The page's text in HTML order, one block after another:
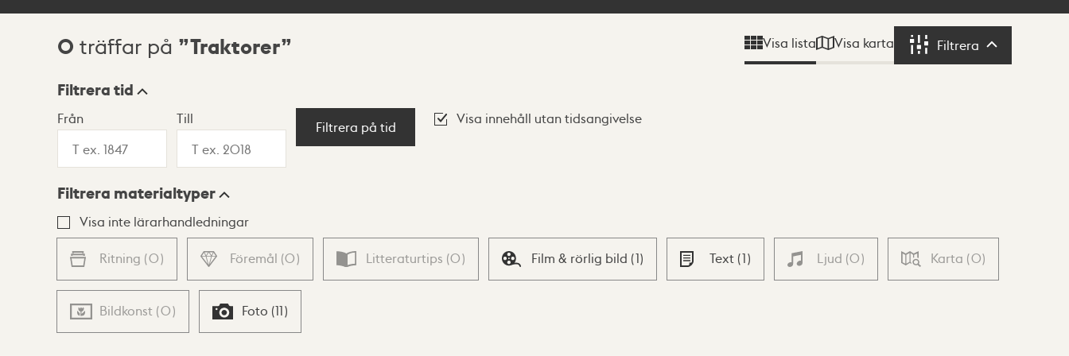
Sökresultat
0 träffar på Traktorer Visa lista Visa karta Filtrera Filtrera
Visningsläge
Lista Karta
Filtrera tid
Från Till
Filtrera på tid
Visa innehåll utan tidsangivelse
Filtrera materialtyper
Visa inte lärarhandledningar
Ritning (0) Föremål (0) Litteraturtips (0) Film & rörlig bild (1) Text (1) Ljud (0) Karta (0)
Bildkonst (0) Foto (11)